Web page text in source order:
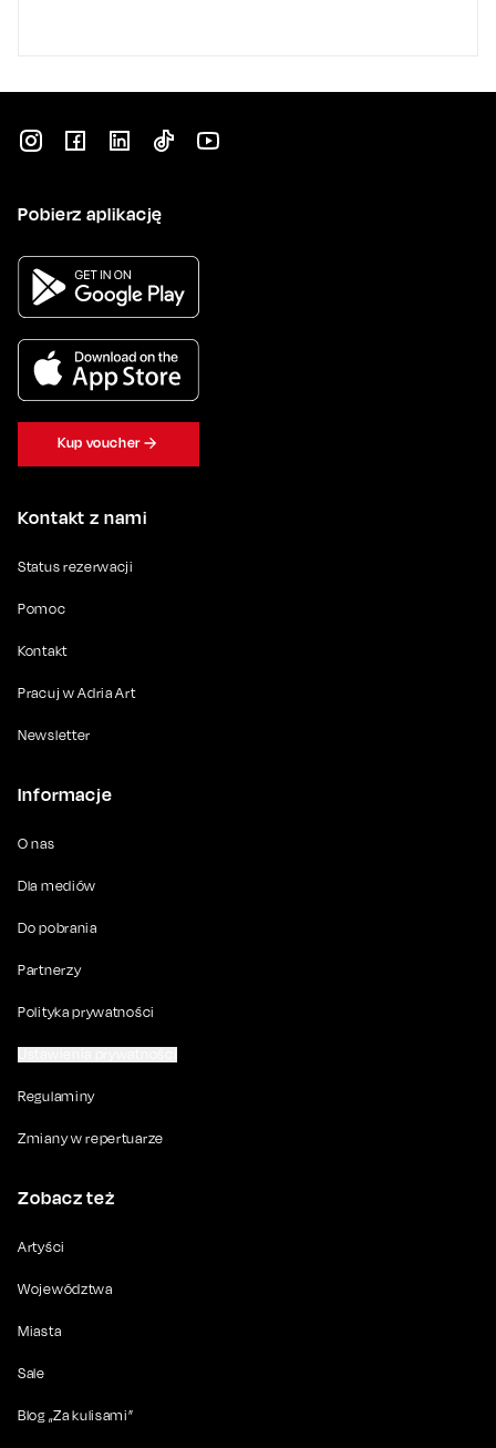
Kontakt z nami
Status rezerwacji
Pomoc
Kontakt
Pracuj w Adria Art
Newsletter
Informacje
O nas
Dla mediów
Do pobrania
Partnerzy
Polityka prywatności
Regulaminy
Zmiany w repertuarze
Zobacz też
Artyści
Województwa
Miasta
Sale
Blog „Za kulisami”
Pobierz aplikację
Kup voucher